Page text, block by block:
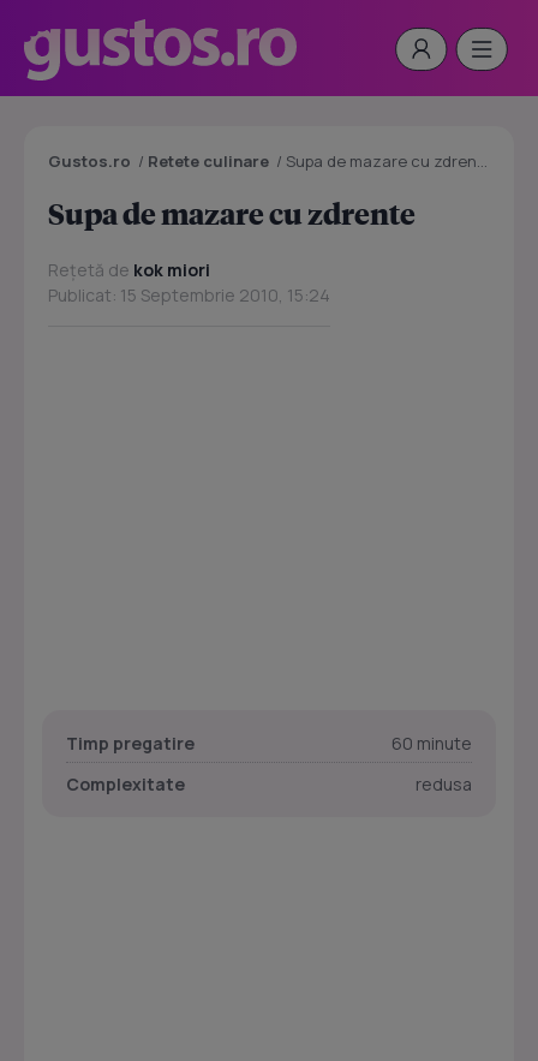
Gustos.ro / Retete culinare / Supa de mazare cu zdrente
Supa de mazare cu zdrente
Rețetă de kok miori
Publicat: 15 Septembrie 2010, 15:24
Timp pregatire
60 minute
Complexitate
redusa